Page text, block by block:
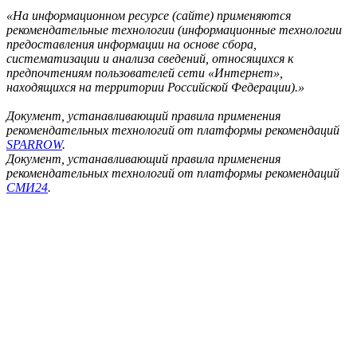
«На информационном ресурсе (сайте) применяются
рекомендательные технологии (информационные технологии
предоставления информации на основе сбора,
систематизации и анализа сведений, относящихся к
предпочтениям пользователей сети «Интернет»,
находящихся на территории Российской Федерации).»
Документ, устанавливающий правила применения
рекомендательных технологий от платформы рекомендаций
SPARROW.
Документ, устанавливающий правила применения
рекомендательных технологий от платформы рекомендаций
СМИ24.